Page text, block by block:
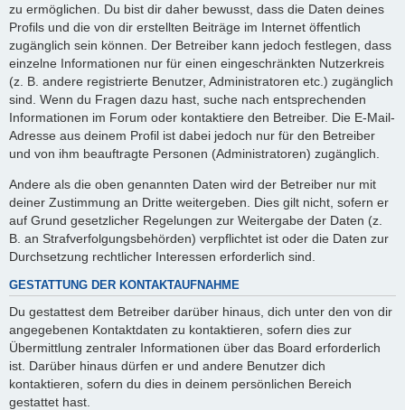
zu ermöglichen. Du bist dir daher bewusst, dass die Daten deines
Profils und die von dir erstellten Beiträge im Internet öffentlich
zugänglich sein können. Der Betreiber kann jedoch festlegen, dass
einzelne Informationen nur für einen eingeschränkten Nutzerkreis
(z. B. andere registrierte Benutzer, Administratoren etc.) zugänglich
sind. Wenn du Fragen dazu hast, suche nach entsprechenden
Informationen im Forum oder kontaktiere den Betreiber. Die E-Mail-
Adresse aus deinem Profil ist dabei jedoch nur für den Betreiber
und von ihm beauftragte Personen (Administratoren) zugänglich.
Andere als die oben genannten Daten wird der Betreiber nur mit
deiner Zustimmung an Dritte weitergeben. Dies gilt nicht, sofern er
auf Grund gesetzlicher Regelungen zur Weitergabe der Daten (z.
B. an Strafverfolgungsbehörden) verpflichtet ist oder die Daten zur
Durchsetzung rechtlicher Interessen erforderlich sind.
GESTATTUNG DER KONTAKTAUFNAHME
Du gestattest dem Betreiber darüber hinaus, dich unter den von dir
angegebenen Kontaktdaten zu kontaktieren, sofern dies zur
Übermittlung zentraler Informationen über das Board erforderlich
ist. Darüber hinaus dürfen er und andere Benutzer dich
kontaktieren, sofern du dies in deinem persönlichen Bereich
gestattet hast.